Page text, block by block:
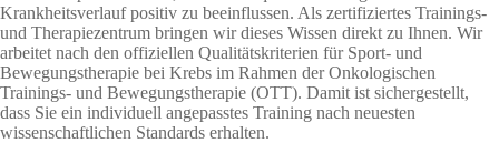
Krankheitsverlauf positiv zu beeinflussen. Als zertifiziertes Trainings-
und Therapiezentrum bringen wir dieses Wissen direkt zu Ihnen. Wir
arbeitet nach den offiziellen Qualitätskriterien für Sport- und
Bewegungstherapie bei Krebs im Rahmen der Onkologischen
Trainings- und Bewegungstherapie (OTT). Damit ist sichergestellt,
dass Sie ein individuell angepasstes Training nach neuesten
wissenschaftlichen Standards erhalten.